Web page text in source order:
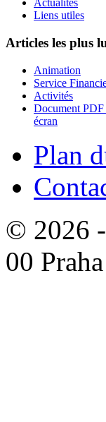
Actualités
Liens utiles
Articles les plus
Animation
Service
Activités
Document PDF
écran
Plan
© 2026 -
00